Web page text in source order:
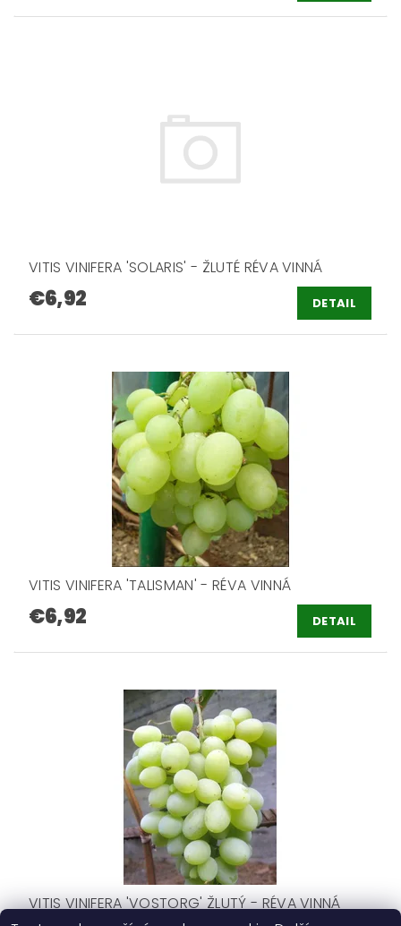
VITIS VINIFERA 'SOLARIS' - ŽLUTÉ RÉVA VINNÁ
€6,92 DETAIL
VITIS VINIFERA 'TALISMAN' - RÉVA VINNÁ
€6,92 DETAIL
VITIS VINIFERA 'VOSTORG' ŽLUTÝ - RÉVA VINNÁ